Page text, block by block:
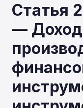
Статья
— Доход